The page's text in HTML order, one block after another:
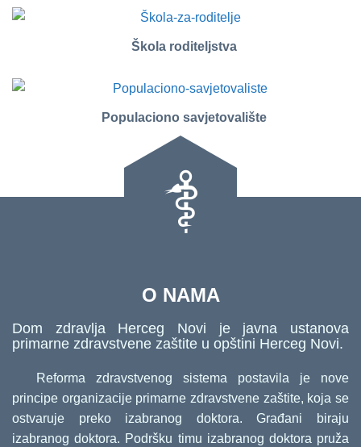
Škola roditeljstva
Populaciono savjetovalište
O NAMA
Dom zdravlja Herceg Novi je javna ustanova
primarne zdravstvene zaštite u opštini Herceg Novi.
Reforma zdravstvenog sistema postavila je nove
principe organizacije primarne zdravstvene zaštite, koja se
ostvaruje preko izabranog doktora. Građani biraju
izabranog doktora. Podršku timu izabranog doktora pruža